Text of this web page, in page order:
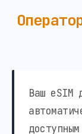
Ваш eSIM